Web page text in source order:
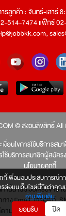
กี้เพื่อมอบประสบการณ์ก
ต่อบนเว็บไซต์นี้ถือว่าคุ
อ่านเพิ่มเติม
ยอมรับ ปิด
รลูกค้า : จันทร์-เสาร์
514-7474 แฟ็กซ์
,
© สงวนลิขสิทธิ์ All
งื่อนไขการใช้บริการส
ใช้บริการสมาชิกผู้สมัคร
นโยบายคุกกี้
านั้น ไม่มีเว็บเครือข่าย
ทาง Email, โทรศัพท์,
ตามที่กฎหมายบัญญัติไ